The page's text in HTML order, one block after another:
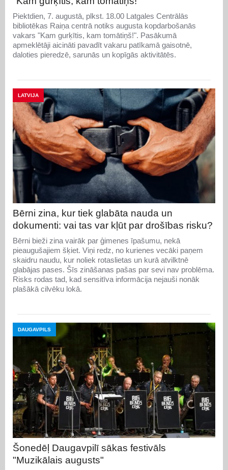
Piektdien, 7. augustā, plkst. 18.00 Latgales Centrālās
bibliotēkas Raiņa centrā notiks augusta kopdarbošanās
vakars "Kam gurķītis, kam tomātiņš!". Pasākumā
apmeklētāji aicināti pavadīt vakaru patīkamā gaisotnē,
daloties pieredzē, sarunās un kopīgās aktivitātēs.
LATVIJA
Bērni zina, kur tiek glabāta nauda un
dokumenti: vai tas var kļūt par drošības risku?
Bērni bieži zina vairāk par ģimenes īpašumu, nekā
pieaugušajiem šķiet. Viņi redz, no kurienes vecāki paņem
skaidru naudu, kur noliek rotaslietas un kurā atvilktnē
glabājas pases. Šīs zināšanas pašas par sevi nav problēma.
Risks rodas tad, kad sensitīva informācija nejauši nonāk
plašākā cilvēku lokā.
DAUGAVPILS
Šonedēļ Daugavpilī sākas festivāls
"Muzikālais augusts"